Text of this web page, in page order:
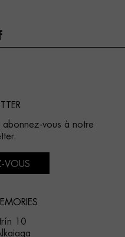
abonnez-vous à notre
VOUS
10